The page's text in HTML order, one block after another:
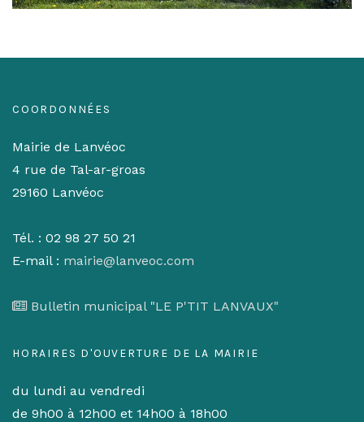
COORDONNÉES
Mairie de Lanvéoc
4 rue de Tal-ar-groas
29160 Lanvéoc
Tél. : 02 98 27 50 21
E-mail : mairie@lanveoc.com
Bulletin municipal "LE P'TIT LANVAUX"
HORAIRES D'OUVERTURE DE LA MAIRIE
du lundi au vendredi
de 9h00 à 12h00 et 14h00 à 18h00